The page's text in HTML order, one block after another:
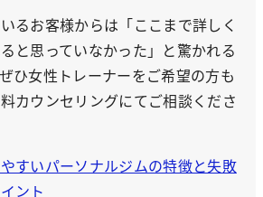
るお客様からは「ここまで詳しく
と思っていなかった」と驚かれる
ひ女性トレーナーをご希望の方も
カウンセリングにてご相談くださ
すいパーソナルジムの特徴と失敗
ント